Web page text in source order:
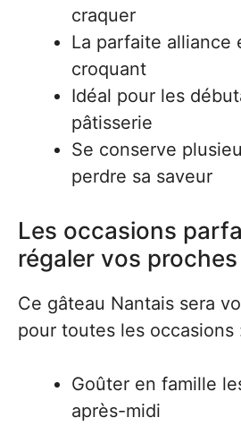
craquer
La parfaite alliance
croquant
Idéal pour les
pâtisserie
Se conserve
perdre sa saveur
Les occasions
régaler vos proches
Ce gâteau Nantais sera
pour toutes les occasions
Goûter en famille
après-midi